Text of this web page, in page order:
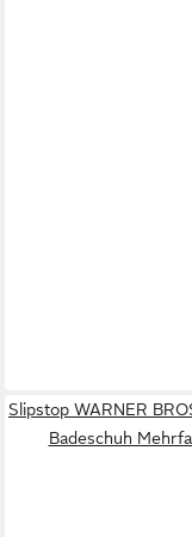
Slipstop WARNER
Badeschuh